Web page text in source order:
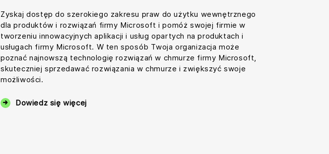
Zyskaj dostęp do szerokiego zakresu praw do użytku wewnętrznego
dla produktów i rozwiązań firmy Microsoft i pomóż swojej firmie w
tworzeniu innowacyjnych aplikacji i usług opartych na produktach i
usługach firmy Microsoft. W ten sposób Twoja organizacja może
poznać najnowszą technologię rozwiązań w chmurze firmy Microsoft,
skuteczniej sprzedawać rozwiązania w chmurze i zwiększyć swoje
możliwości.
Dowiedz się więcej